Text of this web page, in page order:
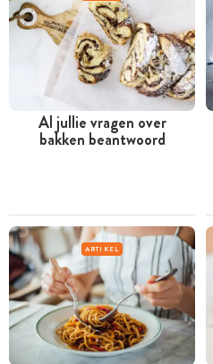
Al jullie vragen over
bakken beantwoord
ARTIKEL